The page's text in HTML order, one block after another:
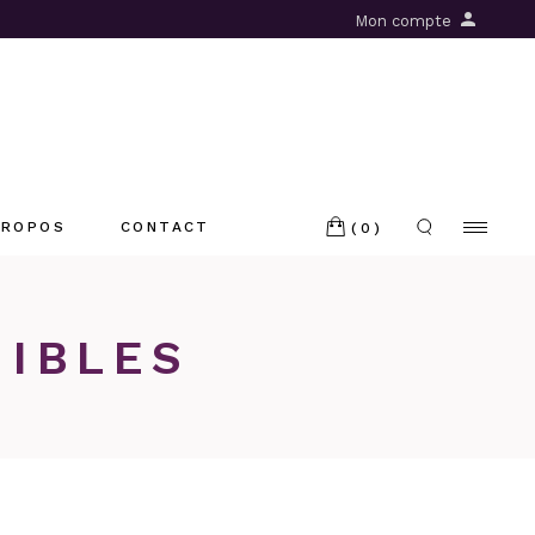
Mon compte
CONTACT (0)